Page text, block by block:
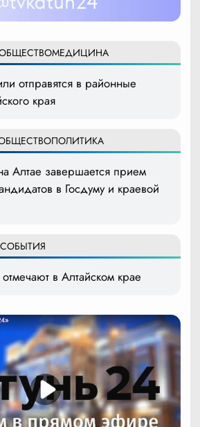
МЕДИЦИНА
отправятся в районные
края
ПОЛИТИКА
Алтае завершается прием
в Госдуму и краевой
СОБЫТИЯ
в Алтайском крае